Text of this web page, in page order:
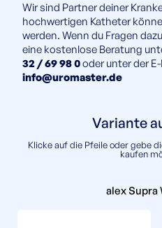
Wir sind Partner deiner
hochwertigen Katheter
werden. Wenn du Fragen
eine kostenlose Beratung
32 / 69 98 0oder unter der
info@uromaster.de
Variante
Klicke auf die Pfeile oder gebe
kaufen
alex Supra